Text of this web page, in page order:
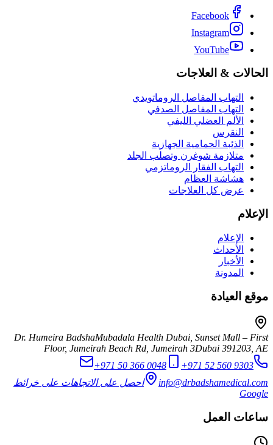
Facebook
Instagram
YouTube
الحالات & العلاجات
التهاب المفاصل الروماتويدي
التهاب المفاصل الصدفي
الألم العضلي الليفي
النقرس
الذئبة الحمامية الجهازية
متلازمة شوغرن وتصلب الجلد
التهاب الفقار الروماتزمي
هشاشة العظام
عرض كل العلاجات
الإعلام
الإعلام
الأحداث
الأخبار
المدونة
موقع العيادة
Dr. Humeira BadshaMubadala Health Dubai, Sunset Mall – First
Floor, Jumeirah Beach Rd, Jumeirah 3Dubai 391203 AE
+971 52 560 9303
+971 50 366 0048
info@drbadshamedical.com
احصل على الاتجاهات على خرائط
Google
ساعات العمل